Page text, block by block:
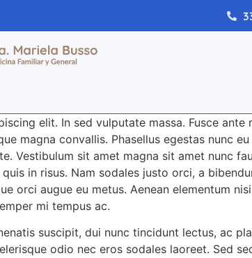
elit. In sed vulputate massa. Fusce
magna convallis. Phasellus egestas nunc
Vestibulum sit amet magna sit amet nunc
in risus. Nam sodales justo orci, a
orci augue eu metus. Aenean elementum
mi tempus ac.
suscipit, dui nunc tincidunt lectus, ac
odio nec eros sodales laoreet. Sed